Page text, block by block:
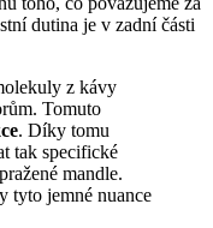
dutina je v zadní části
z kávy
Tomuto
. Díky tomu
tak specifické
mandle.
tyto jemné nuance